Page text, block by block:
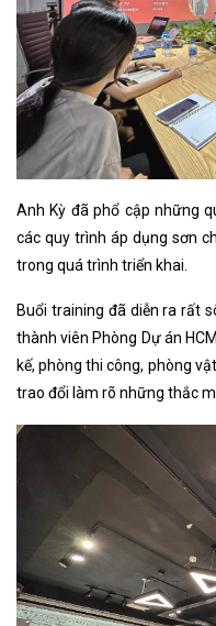
Anh Kỳ đã phổ cập những
các quy trình áp dụng sơn
trong quá trình triển khai.
Buổi training đã diễn ra rất
thành viên Phòng Dự án
kế, phòng thi công, phòng
trao đổi làm rõ những thắc